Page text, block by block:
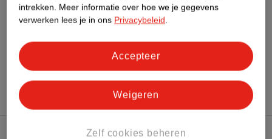
Bekijk ook
Meer Alle Beautysupplementen
intrekken. Meer informatie over hoe we je gegevens
verwerken lees je in ons Privacybeleid.
Zelf cookies beheren
Weigeren
Accepteer